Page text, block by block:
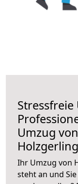
Stressfreie
Umzug
Ihr Umzug von
steht an und